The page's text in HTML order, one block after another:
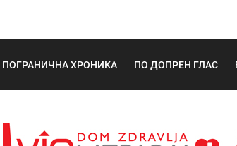
ПОГРАНИЧНА ХРОНИКА ПО ДОПРЕН ГЛАС